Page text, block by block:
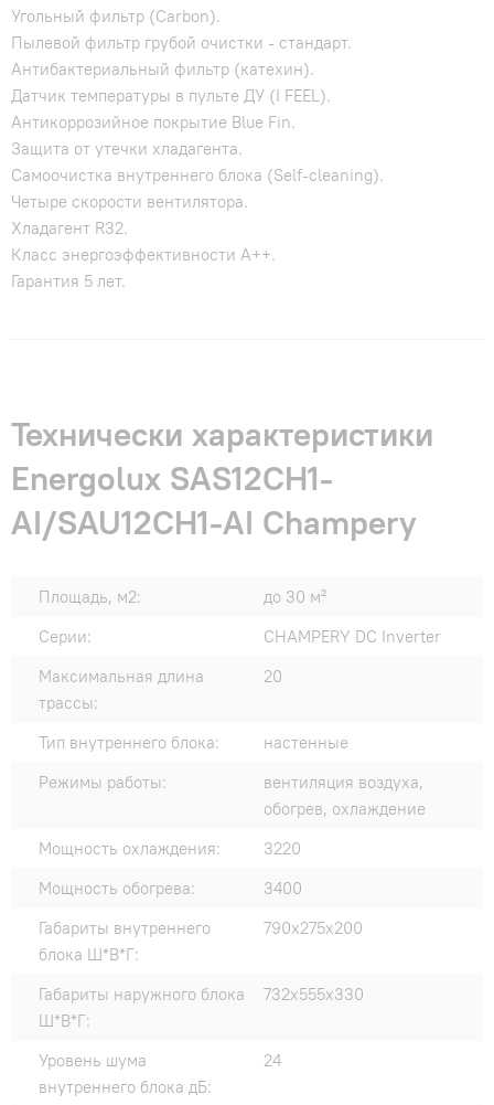
Угольный фильтр (Carbon).
Пылевой фильтр грубой очистки - стандарт.
Антибактериальный фильтр (катехин).
Датчик температуры в пульте ДУ (I FEEL).
Антикоррозийное покрытие Blue Fin.
Защита от утечки хладагента.
Самоочистка внутреннего блока (Self-cleaning).
Четыре скорости вентилятора.
Хладагент R32.
Класс энергоэффективности A++.
Гарантия 5 лет.
Технически характеристики
Energolux SAS12CH1-
AI/SAU12CH1-AI Champery
Площадь, м2:
до 30 м²
Серии:
CHAMPERY DC Inverter
Максимальная длина
трассы:
20
Тип внутреннего блока:
настенные
Режимы работы:
вентиляция воздуха,
обогрев, охлаждение
Мощность охлаждения:
3220
Мощность обогрева:
3400
Габариты внутреннего
блока Ш*В*Г:
790х275х200
Габариты наружного блока
Ш*В*Г:
732х555x330
Уровень шума
внутреннего блока дБ:
24